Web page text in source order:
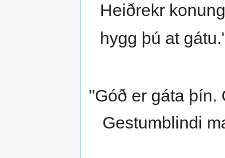
Heiðrekr
hygg þú at
"Góð er gáta þín.
Gestumblindi